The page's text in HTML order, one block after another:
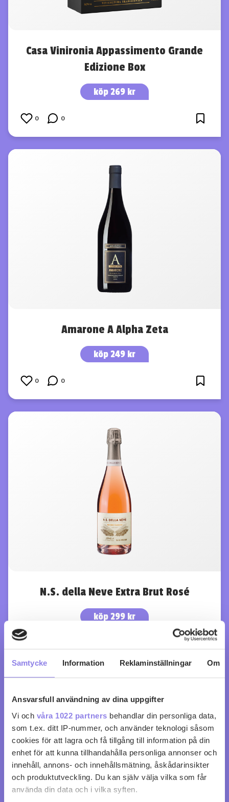
Samtycke Information Reklaminställningar Om
Ansvarsfull användning av dina uppgifter
Vi och våra 1022 partners behandlar din personliga data,
som t.ex. ditt IP-nummer, och använder teknologi såsom
cookies för att lagra och få tillgång till information på din
enhet för att kunna tillhandahålla personliga annonser och
innehåll, annons- och innehållsmätning, åskådarinsikter
och produktutveckling. Du kan själv välja vilka som får
använda din data och i vilka syften.
Casa Vinironia Appassimento Grande
Edizione Box
köp 269 kr
0 0
Amarone A Alpha Zeta
köp 249 kr
0 0
N.S. della Neve Extra Brut Rosé
köp 299 kr